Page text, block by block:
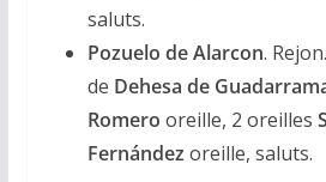
saluts.
Pozuelo de Alarcon.
de Dehesa de
Romero oreille, 2 oreilles
Fernández oreille, saluts.